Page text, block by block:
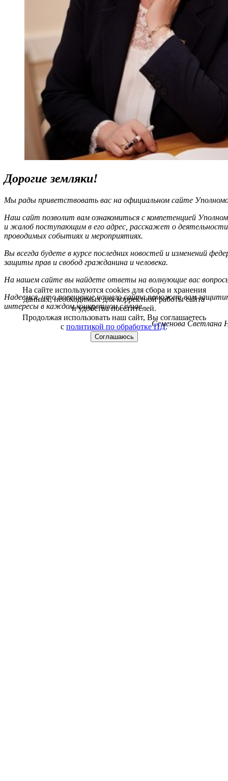
Дорогие земляки!
Мы рады приветствовать вас на официальном сайте
Наш сайт позволит вам ознакомиться с компетенцией
и жалоб поступающим в его адрес, расскажет о
проводимых событиях и мероприятиях.
Вы всегда будете в курсе последних новостей и изменений
защиты прав и свобод гражданина и человека.
На нашем сайте вы найдете ответы на волнующие вас
Надеемся, что посещение нашего сайта поможет вам
интересы в каждом конкретном случае.
Семенова Светлана
На сайте используются cookies для сбора и хранения
данных, необходимых для корректной работы сайта
и удобства посетителей.
Продолжая использовать наш сайт, Вы соглашаетесь
с политикой по обработке ПД.
Соглашаюсь